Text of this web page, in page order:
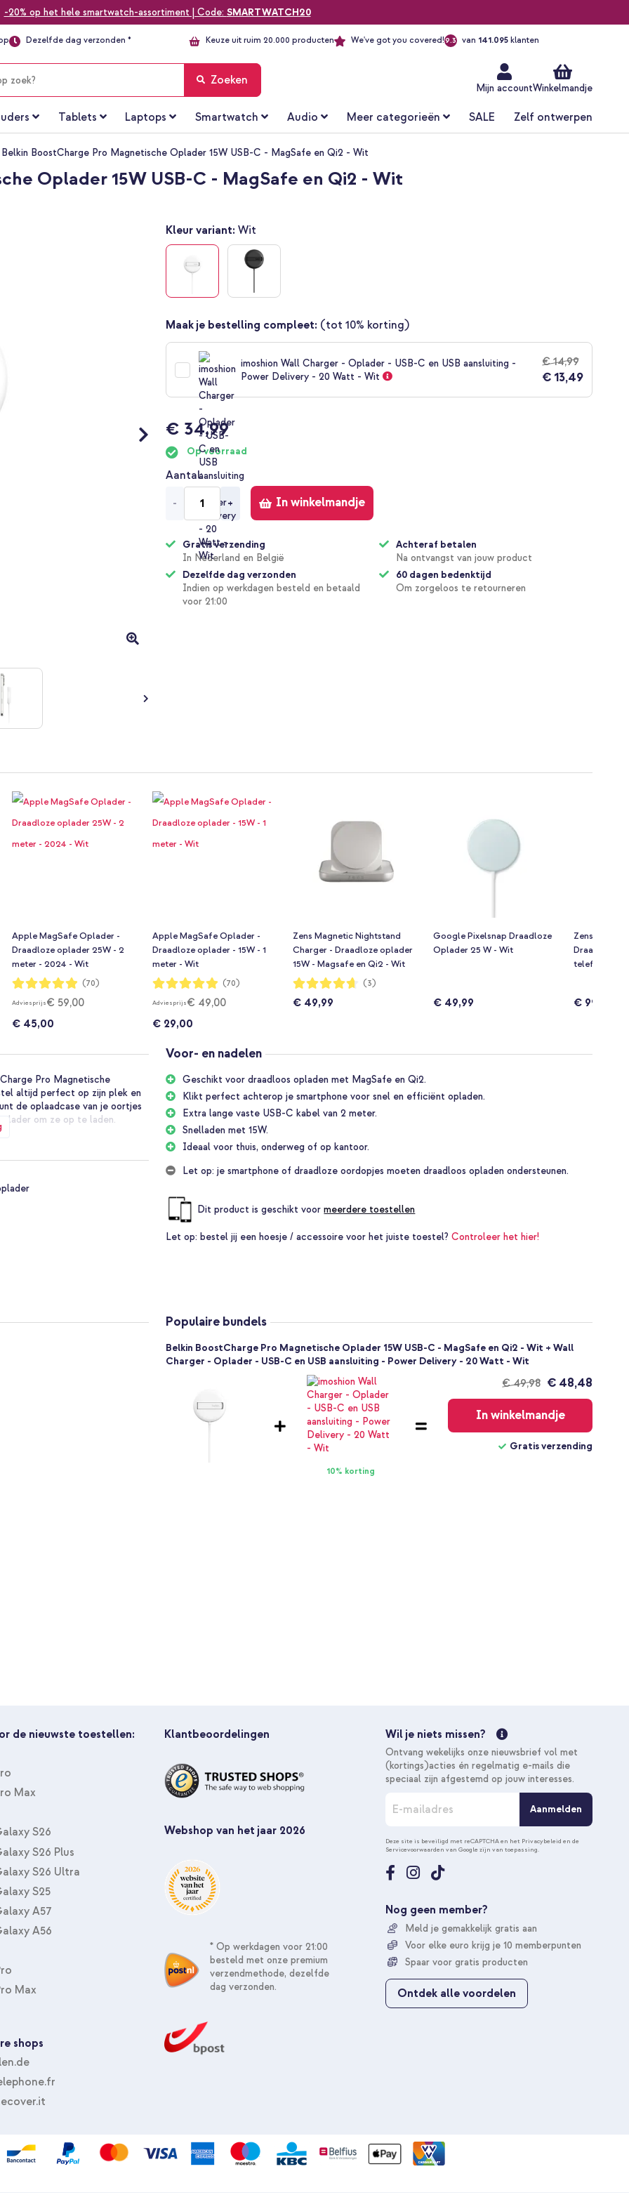
-20% op het hele smartwatch-assortiment | Code: SMARTWATCH20
Dezelfde dag verzonden * Keuze uit ruim 20.000 producten We've got you covered!9.3 van 141.095klanten
Mijn accountWinkelmandje
Zoeken
Tablets Laptops Smartwatch Audio Meer categorieën SALE Zelf ontwerpen
Belkin BoostCharge Pro Magnetische Oplader 15W USB-C - MagSafe en Qi2 - Wit
Oplader 15W USB-C - MagSafe en Qi2 - Wit
Kleur variant:Wit
Maak je bestelling compleet: (tot 10% korting)
imoshion Wall Charger - Oplader - USB-C en USB aansluiting -
Power Delivery - 20 Watt - Wit
€ 14,99
€ 13,49
€ 34,99
Op voorraad
Aantal
- + In winkelmandje
Gratis verzending
In Nederland en België
Dezelfde dag verzonden
Indien op werkdagen besteld en betaald
voor 21:00
Achteraf betalen
Na ontvangst van jouw product
60 dagen bedenktijd
Om zorgeloos te retourneren
Apple MagSafe Oplader -
Draadloze oplader 25W - 2
meter - 2024 - Wit
Waardering:
98%
(70)
Adviesprijs€ 59,00
€ 45,00
Apple MagSafe Oplader -
Draadloze oplader - 15W - 1
meter - Wit
Waardering:
98%
(70)
Adviesprijs€ 49,00
€ 29,00
Zens Magnetic Nightstand
Charger - Draadloze oplader
15W - Magsafe en Qi2 - Wit
Waardering:
93%
(3)
€ 49,99
Google Pixelsnap Draadloze
Oplader 25 W - Wit
€ 49,99
Zens Pro 3
Draadloze
telefoon /
€ 99,99
Pro Magnetische
altijd perfect op zijn plek en
de oplaadcase van je oortjes
lader om ze op te laden.
laadpositie
en ervaar het verschil.
op.
Voor- en nadelen
Geschikt voor draadloos opladen met MagSafe en Qi2.
Klikt perfect achterop je smartphone voor snel en efficiënt opladen.
Extra lange vaste USB-C kabel van 2 meter.
Snelladen met 15W.
Ideaal voor thuis, onderweg of op kantoor.
Let op: je smartphone of draadloze oordopjes moeten draadloos opladen ondersteunen.
Dit product is geschikt voormeerdere toestellen
Let op: bestel jij een hoesje / accessoire voor het juiste toestel?Controleer het hier!
Populaire bundels
Belkin BoostCharge Pro Magnetische Oplader 15W USB-C - MagSafe en Qi2 - Wit + Wall
Charger - Oplader - USB-C en USB aansluiting - Power Delivery - 20 Watt - Wit
10% korting
€ 49,98
verzending
€ 48,48
In winkelmandje
Gratis verzending
de nieuwste toestellen:
Max
S26
S26 Plus
S26 Ultra
S25
A57
A56
Max
shops
Klantbeoordelingen
Webshop van het jaar 2026
* Op werkdagen voor 21:00
besteld met onze premium
verzendmethode, dezelfde
dag verzonden.
Wil je niets missen?
Ontvang wekelijks onze nieuwsbrief vol met
(kortings)acties én regelmatig e-mails die
speciaal zijn afgestemd op jouw interesses.
n
n
e
e
u
p
o
n
e
Aanmelden
Deze site is beveiligd met reCAPTCHA en het Privacybeleid en de
Servicevoorwaarden van Google zijn van toepassing.
Nog geen member?
Meld je gemakkelijk gratis aan
Voor elke euro krijg je 10 memberpunten
Spaar voor gratis producten
Ontdek alle voordelen